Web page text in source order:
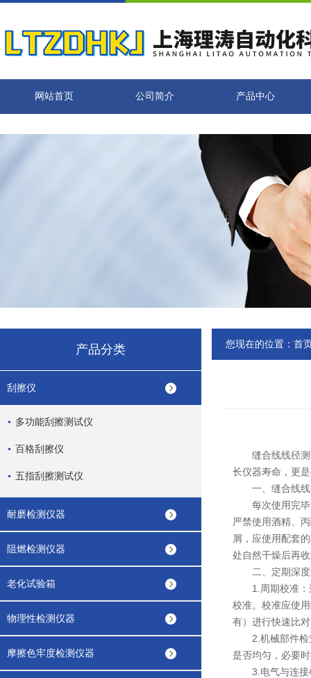
网站首页 公司简介 产品中心
产品分类
刮擦仪
多功能刮擦测试仪
百格刮擦仪
五指刮擦测试仪
耐磨检测仪器
阻燃检测仪器
老化试验箱
物理性检测仪器
摩擦色牢度检测仪器
您现在的位置： 首
缝合线线径测
长仪器寿命，更
一、 缝合线
每次使用完毕
严禁使用酒精、
屑，应使用配套
处自然干燥后再
二、定期深度
1.周期校准：这
校准。校准应使
有）进行快速比
2.机械部件检查
是否均匀，必要
3.电气与连接检